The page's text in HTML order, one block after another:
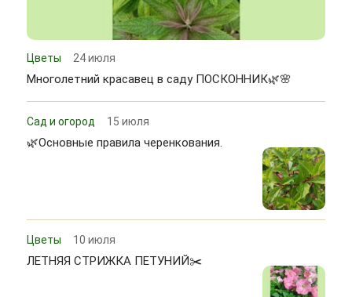
Цветы 24 июля
Многолетний красавец в саду ПОСКОННИК🌿🌸
Сад и огород 15 июля
🌿Основные правила черенкования.
Цветы 10 июля
ЛЕТНЯЯ СТРИЖКА ПЕТУНИЙ✂️